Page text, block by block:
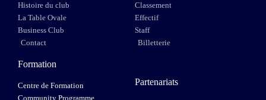
Histoire du club
La Table Ovale
Business Club
Contact
Classement
Effectif
Staff
Billetterie
Formation
Centre de Formation
Community Programme
Partenariats